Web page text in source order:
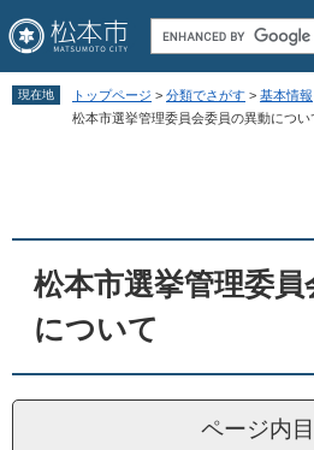
ペ
メ現在地 トップページ > 分類でさがす > 基本情報
松本市選挙管理委員会委員の異動につい
松本市選挙管理委
について
ページ内